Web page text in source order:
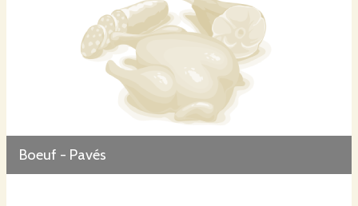
Boeuf - Pavés